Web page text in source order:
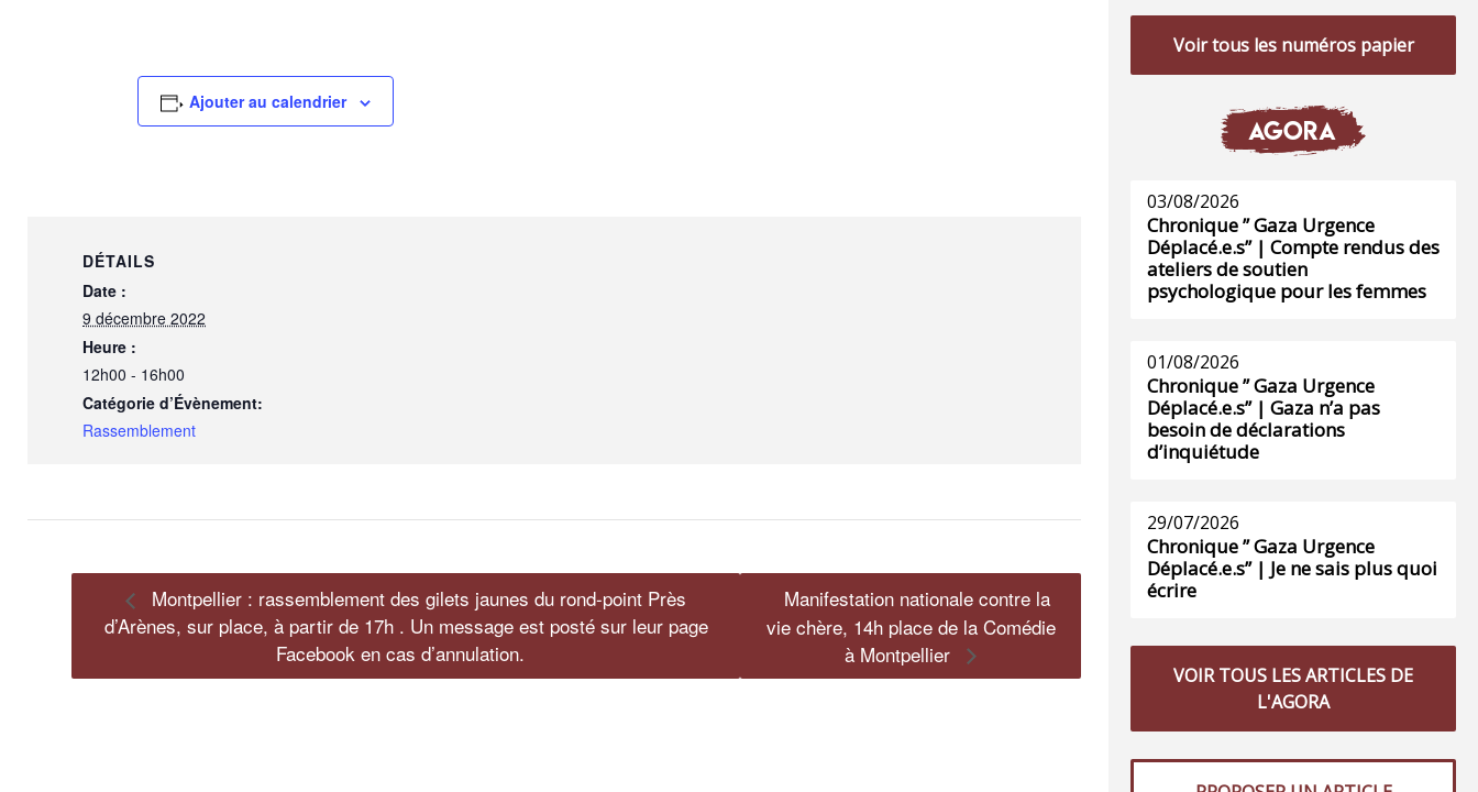
Ajouter au calendrier
DÉTAILS
Date :
9 décembre 2022
Heure :
12h00 - 16h00
Catégorie d’Évènement:
Rassemblement
Montpellier : rassemblement des gilets jaunes du rond-point Près
d’Arènes, sur place, à partir de 17h . Un message est posté sur leur page
Facebook en cas d’annulation.
Manifestation nationale contre la
vie chère, 14h place de la Comédie
à Montpellier
Voir tous les numéros papier
AGORA
03/08/2026
Chronique ” Gaza Urgence
Déplacé.e.s” | Compte rendus des
ateliers de soutien
psychologique pour les femmes
01/08/2026
Chronique ” Gaza Urgence
Déplacé.e.s” | Gaza n’a pas
besoin de déclarations
d’inquiétude
29/07/2026
Chronique ” Gaza Urgence
Déplacé.e.s” | Je ne sais plus quoi
écrire
VOIR TOUS LES ARTICLES DE
L'AGORA